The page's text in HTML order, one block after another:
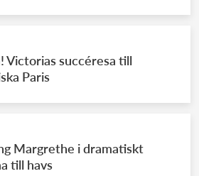
KUNGAHUS
kungahuset
kungahuset
kungahuset
kungahuset
REDAKTION
Victorias succéresa till
Paris
Margrethe i dramatiskt
till havs